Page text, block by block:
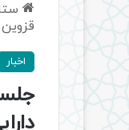
اخبار